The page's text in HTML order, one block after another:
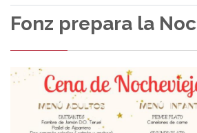
Fonz prepara la